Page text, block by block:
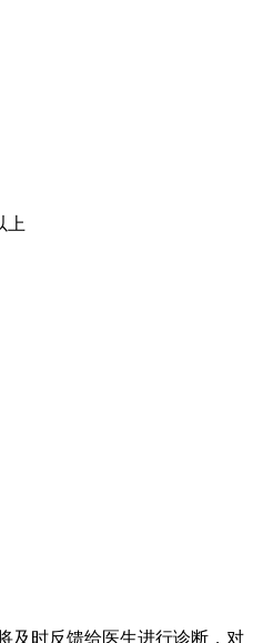
上
及时反馈给医生进行诊断，对